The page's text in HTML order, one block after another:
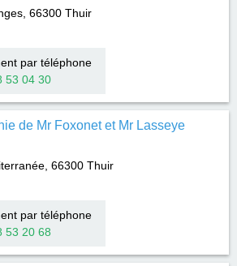
66300 Thuir
par téléphone
53 04 30
de Mr Foxonet et Mr Lasseye
66300 Thuir
par téléphone
53 20 68